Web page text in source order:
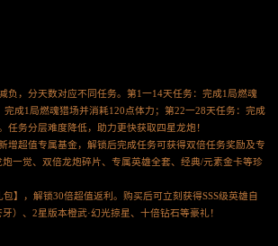
负，分天数对应不同任务。第1一14天任务：完成1局燃魂
完成1局燃魂猎场并消耗120点体力；第22一28天任务：完成
任务分层难度降低，助力更快获取四星龙炮！
增超值专属基金，解锁后完成任务可获得双倍任务奖励及专
一觉、双倍龙炮碎片、专属英雄全套、经典/元素金卡等珍
】，解锁30倍超值返利。购买后可立刻获得SSS级英雄自
）、2星版本橙武·幻光掠星、十倍钻石等豪礼！